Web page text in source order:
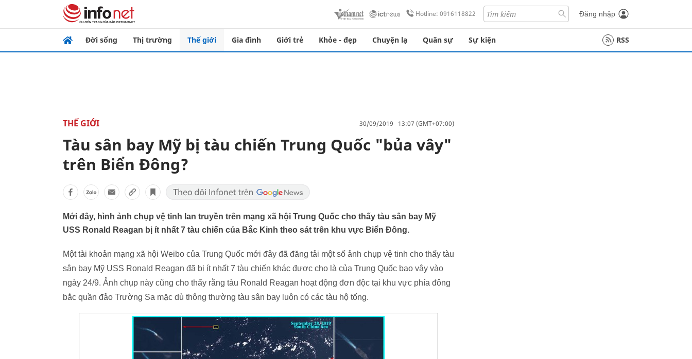
Hotline: 0916118822 Đăng nhập
Đời sống Thị trường Thế giới Gia đình Giới trẻ Khỏe - đẹp Chuyện lạ Quân sự Sự kiện RSS
THẾ GIỚI 30/09/2019 13:07 (GMT+07:00)
Tàu sân bay Mỹ bị tàu chiến Trung Quốc "bủa vây"
trên Biển Đông?
Mới đây, hình ảnh chụp vệ tinh lan truyền trên mạng xã hội Trung Quốc cho thấy tàu sân bay Mỹ
USS Ronald Reagan bị ít nhất 7 tàu chiến của Bắc Kinh theo sát trên khu vực Biển Đông.
Một tài khoản mạng xã hội Weibo của Trung Quốc mới đây đã đăng tải một số ảnh chụp vệ tinh cho thấy tàu
sân bay Mỹ USS Ronald Reagan đã bị ít nhất 7 tàu chiến khác được cho là của Trung Quốc bao vây vào
ngày 24/9. Ảnh chụp này cũng cho thấy rằng tàu Ronald Reagan hoạt động đơn độc tại khu vực phía đông
bắc quần đảo Trường Sa mặc dù thông thường tàu sân bay luôn có các tàu hộ tống.